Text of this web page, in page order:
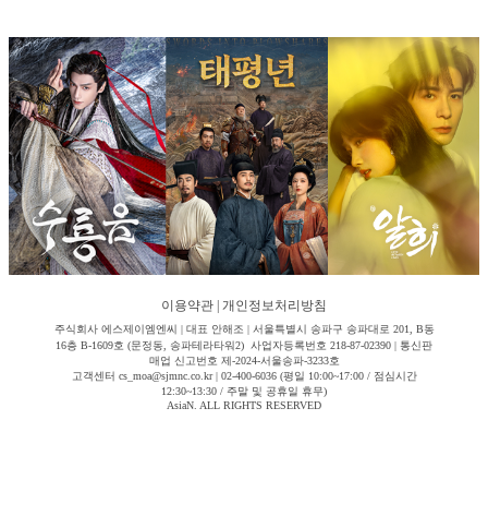
이용약관 개인정보처리방침
주식회사 에스제이엠엔씨 | 대표 안해조 | 서울특별시 송파구 송파대로 201, B동
16층 B-1609호 (문정동, 송파테라타워2) 사업자등록번호 218-87-02390 | 통신판
매업 신고번호 제-2024-서울송파-3233호
고객센터 cs_moa@sjmnc.co.kr | 02-400-6036 (평일 10:00~17:00 / 점심시간
12:30~13:30 / 주말 및 공휴일 휴무)
AsiaN. ALL RIGHTS RESERVED